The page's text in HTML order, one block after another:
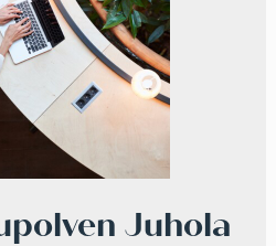
Juhola